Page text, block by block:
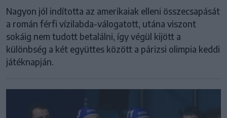
Nagyon jól indította az amerikaiak elleni összecsapását
a román férfi vízilabda-válogatott, utána viszont
sokáig nem tudott betalálni, így végül kijött a
különbség a két együttes között a párizsi olimpia keddi
játéknapján.